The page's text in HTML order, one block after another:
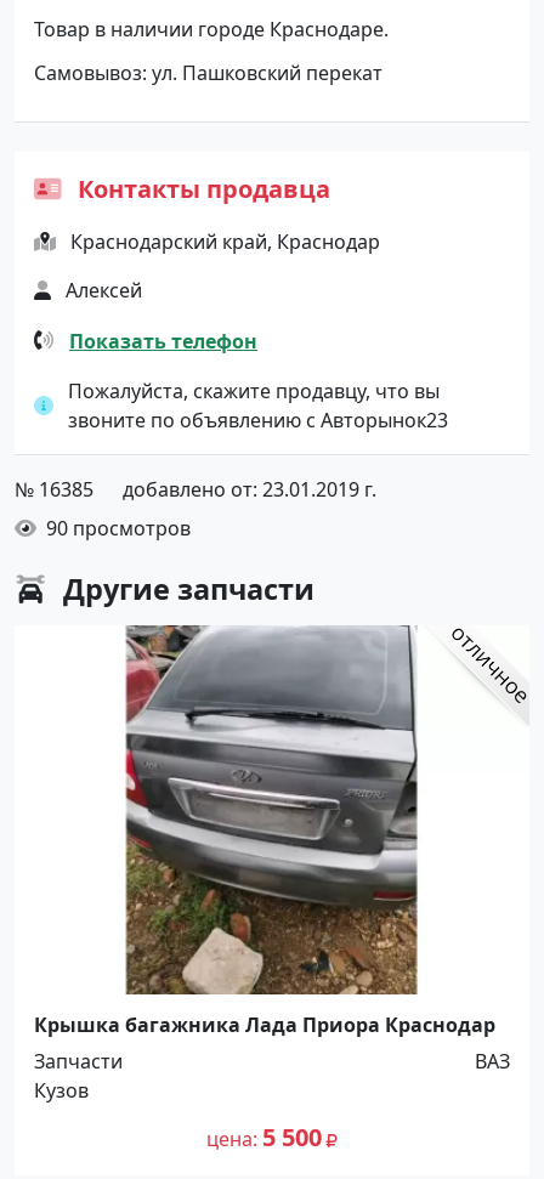
Товар в наличии городе Краснодаре.
Самовывоз: ул. Пашковский перекат
Контакты продавца
Краснодарский край, Краснодар
Алексей
Показать телефон
Пожалуйста, скажите продавцу, что вы
звоните по объявлению с Авторынок23
№ 16385
добавлено от: 23.01.2019 г.
90 просмотров
Другие запчасти
Крышка багажника Лада Приора Краснодар
Запчасти
ВАЗ
Кузов
цена 5 500